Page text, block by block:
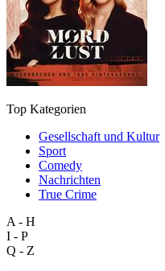
Top Kategorien
Gesellschaft und Kultur
Sport
Comedy
Nachrichten
True Crime
A - H
I - P
Q - Z